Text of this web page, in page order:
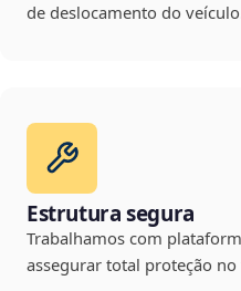
de deslocamento do
Estrutura segura
Trabalhamos com
assegurar total proteção